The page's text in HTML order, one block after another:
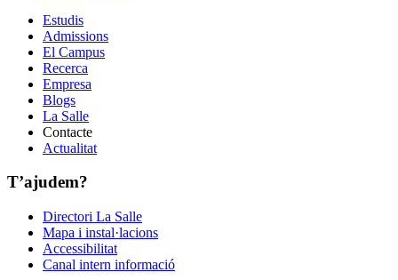
Estudis
Admissions
El Campus
Recerca
Empresa
Blogs
La Salle
Contacte
Actualitat
T’ajudem?
Directori La Salle
Mapa i instal·lacions
Accessibilitat
Canal intern informació